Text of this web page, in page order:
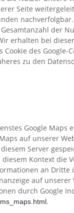
Seite
der
erhalten bei
des
zu den
Google Maps
auf unserer
Server
Kontext
an
auf
durch Google
.